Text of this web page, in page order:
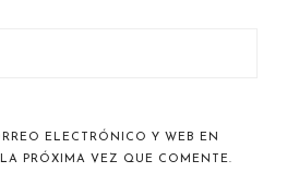
ELECTRÓNICO Y WEB EN
PRÓXIMA VEZ QUE COMENTE.